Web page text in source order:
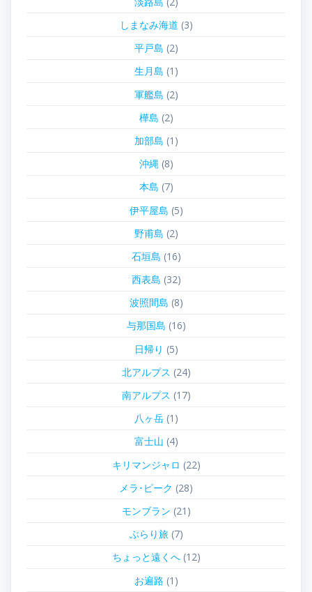
しまなみ海道 (3)
平戸島 (2)
生月島 (1)
軍艦島 (2)
樺島 (2)
加部島 (1)
沖縄(8)
本島 (7)
伊平屋島 (5)
野甫島 (2)
石垣島 (16)
西表島 (32)
波照間島 (8)
与那国島 (16)
日帰り (5)
北アルプス (24)
南アルプス (17)
八ヶ岳(1)
富士山 (4)
キリマンジャロ (22)
メラ･ピーク (28)
モンブラン (21)
ぶらり旅(7)
ちょっと遠くへ(12)
お遍路 (1)